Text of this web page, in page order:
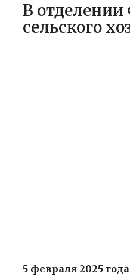
В отделении ФАО РФ назвали ключевые проекты по поддержке
сельского
5 февраля 2025